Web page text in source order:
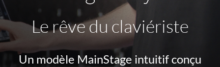
Le rêve du claviériste
Un modèle MainStage intuitif conçu